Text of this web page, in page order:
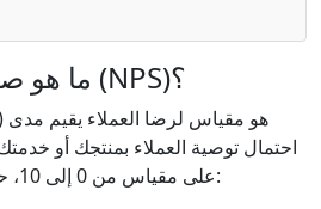
ما هو صافي نقاط الترويج (NPS)؟
احتمال توصية العملاء بمنتجك أو
على مقياس من 0 إلى 10، حيث يتم تصنيف الردود إلى: